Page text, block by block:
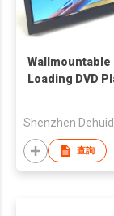
Wallmountable
Loading DVD
查詢